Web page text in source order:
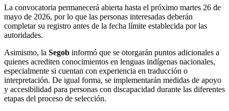
La convocatoria permanecerá abierta hasta el próximo martes 26 de
mayo de 2026, por lo que las personas interesadas deberán
completar su registro antes de la fecha límite establecida por las
autoridades.
Asimismo, la Segob informó que se otorgarán puntos adicionales a
quienes acrediten conocimientos en lenguas indígenas nacionales,
especialmente si cuentan con experiencia en traducción o
interpretación. De igual forma, se implementarán medidas de apoyo
y accesibilidad para personas con discapacidad durante las diferentes
etapas del proceso de selección.